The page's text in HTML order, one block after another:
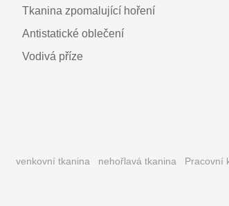
Tkanina zpomalující hoření
Antistatické oblečení
Vodivá příze
venkovní tkanina nehořlavá tkanina Pracovní